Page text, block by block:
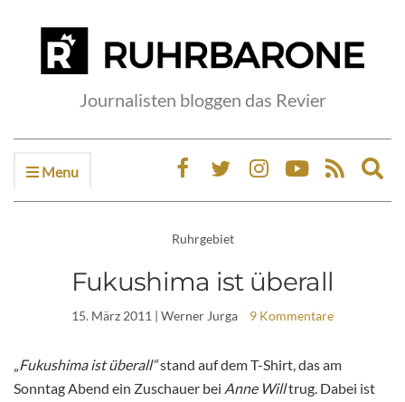
Journalisten bloggen das Revier
Menu
Ruhrgebiet
Fukushima ist überall
15. März 2011 | Werner Jurga 9 Kommentare
„Fukushima ist überall“stand auf dem T-Shirt, das am
Sonntag Abend ein Zuschauer bei Anne Willtrug. Dabei ist